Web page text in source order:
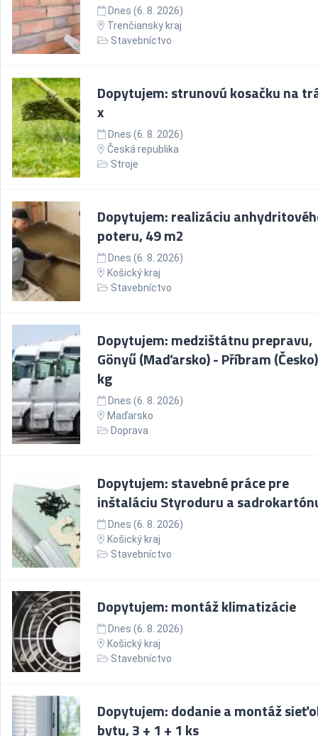
Dnes (6. 8. 2026)
Trenčiansky kraj
Stavebníctvo
Dopytujem: strunovú kosačku na
x
Dnes (6. 8. 2026)
Česká republika
Stroje
Dopytujem: realizáciu
poteru, 49 m2
Dnes (6. 8. 2026)
Košický kraj
Stavebníctvo
Dopytujem: medzištátnu prepravu,
Gönyű (Maďarsko) - Příbram
kg
Dnes (6. 8. 2026)
Maďarsko
Doprava
Dopytujem: stavebné práce pre
inštaláciu Styroduru a
Dnes (6. 8. 2026)
Košický kraj
Stavebníctvo
Dopytujem: montáž klimatizácie
Dnes (6. 8. 2026)
Košický kraj
Stavebníctvo
Dopytujem: dodanie a montáž
bytu, 3 + 1 + 1 ks